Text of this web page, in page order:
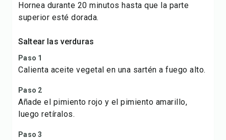
Hornea durante 20 minutos hasta que la parte
superior esté dorada.
Saltear las verduras
Paso 1
Calienta aceite vegetal en una sartén a fuego alto.
Paso 2
Añade el pimiento rojo y el pimiento amarillo,
luego retíralos.
Paso 3